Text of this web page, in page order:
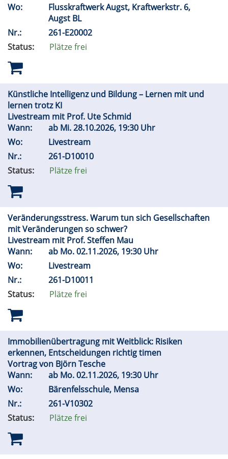
Wo:
Flusskraftwerk Augst, Kraftwerkstr. 6,
Augst BL
Nr.:
261-E20002
Status:
Plätze frei
Künstliche Intelligenz und Bildung – Lernen mit und
lernen trotz KI
Livestream mit Prof. Ute Schmid
Wann:
ab Mi.28.10.2026, 19:30 Uhr
Wo:
Livestream
Nr.:
261-D10010
Status:
Plätze frei
Veränderungsstress. Warum tun sich Gesellschaften
mit Veränderungen so schwer?
Livestream mit Prof. Steffen Mau
Wann:
ab Mo.02.11.2026, 19:30 Uhr
Wo:
Livestream
Nr.:
261-D10011
Status:
Plätze frei
Immobilienübertragung mit Weitblick: Risiken
erkennen, Entscheidungen richtig timen
Vortrag von Björn Tesche
Wann:
ab Mo.02.11.2026, 19:30 Uhr
Wo:
Bärenfelsschule, Mensa
Nr.:
261-V10302
Status:
Plätze frei